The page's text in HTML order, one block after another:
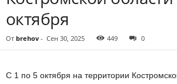
октября
От brehov - Сен 30, 2025 449 0
С 1 по 5 октября на территории